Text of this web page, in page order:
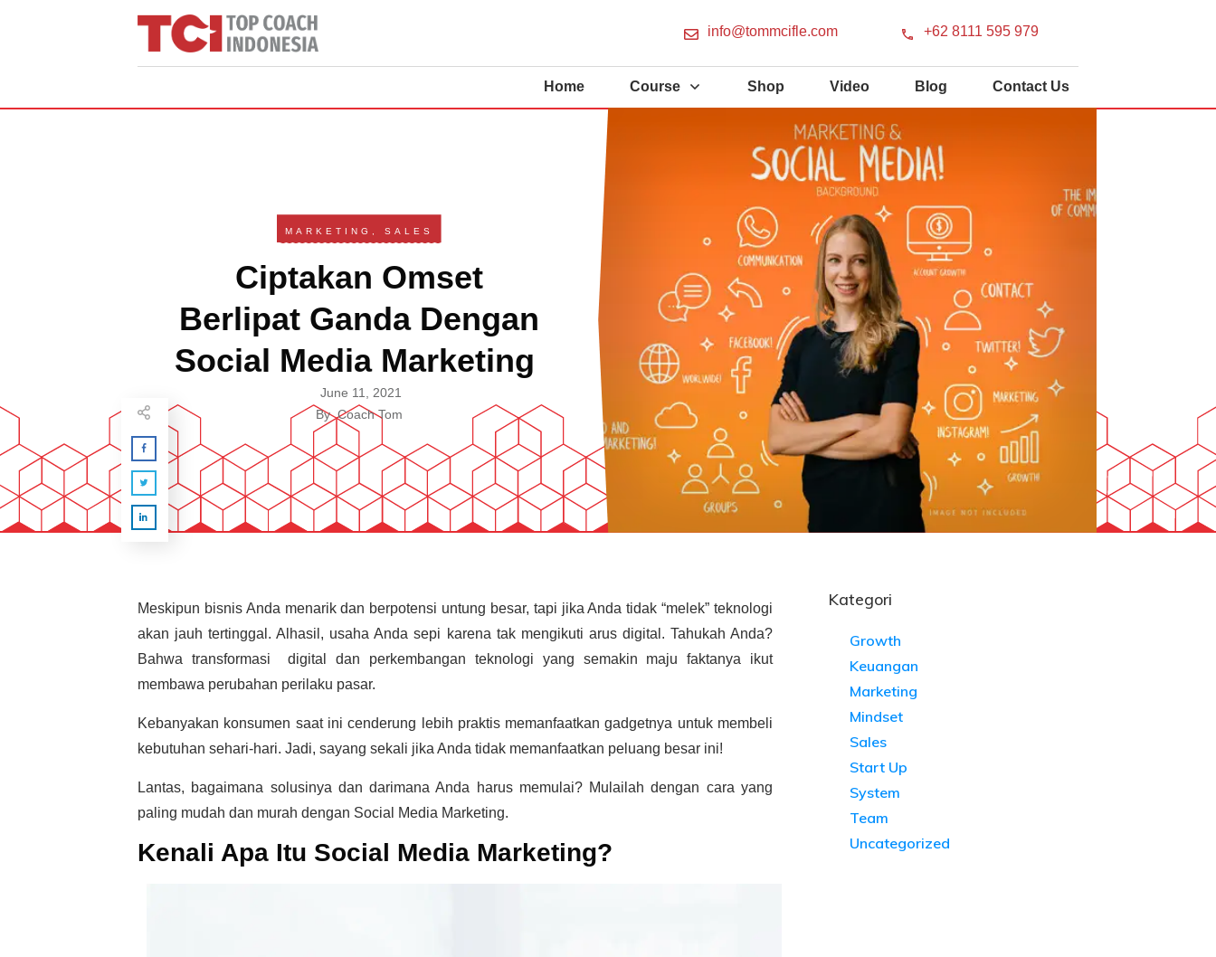
info@tommcifle.com +62 8111 595 979
Home Course Shop Video Blog Contact Us
MARKETING , SALES
Ciptakan Omset
Berlipat Ganda Dengan
Social Media Marketing
June 11, 2021
ByCoach Tom
Meskipun bisnis Anda menarik dan berpotensi untung besar, tapi jika Anda tidak “melek” teknologi
akan jauh tertinggal. Alhasil, usaha Anda sepi karena tak mengikuti arus digital. Tahukah Anda?
Bahwa transformasi digital dan perkembangan teknologi yang semakin maju faktanya ikut
membawa perubahan perilaku pasar.
Kebanyakan konsumen saat ini cenderung lebih praktis memanfaatkan gadgetnya untuk membeli
kebutuhan sehari-hari. Jadi, sayang sekali jika Anda tidak memanfaatkan peluang besar ini!
Lantas, bagaimana solusinya dan darimana Anda harus memulai? Mulailah dengan cara yang
paling mudah dan murah dengan Social Media Marketing.
Kenali Apa Itu Social Media Marketing?
Kategori
Growth
Keuangan
Marketing
Mindset
Sales
Start Up
System
Team
Uncategorized